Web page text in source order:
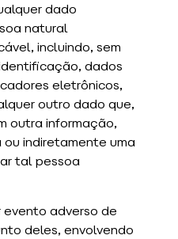
dado
natural
incluindo, sem
dados
eletrônicos,
outro dado que,
outra informação,
indiretamente uma
tal pessoa
evento adverso de
deles, envolvendo